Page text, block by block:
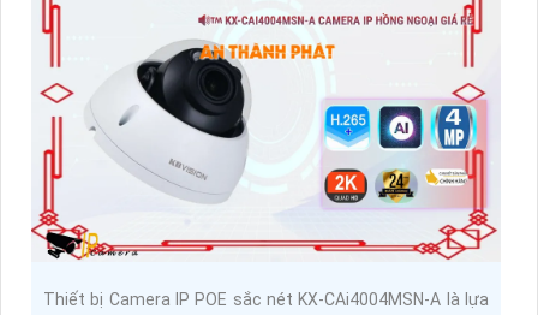
Thiết bị Camera IP POE sắc nét KX-CAi4004MSN-A là lựa